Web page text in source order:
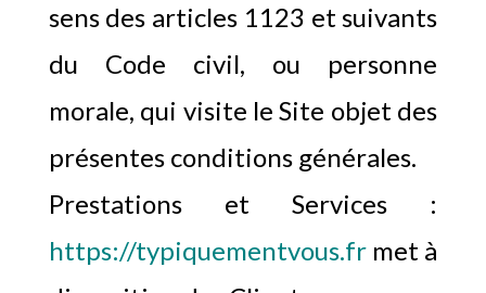
sens des articles 1123 et suivants
du Code civil, ou personne
morale, qui visite le Site objet des
présentes conditions générales.
Prestations et Services :
https://typiquementvous.frmet à